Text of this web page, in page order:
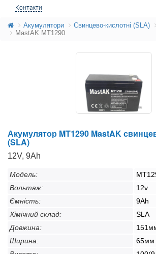
Контакти
Акумулятори Свинцево-кислотні (SLA)
MastAK MT1290
Акумулятор MT1290 MastAK
(SLA)
12V, 9Ah
Модель:
Вольтаж:
12v
Ємність:
9Ah
Хімічний склад:
SLA
Довжина:
Ширина:
65мм